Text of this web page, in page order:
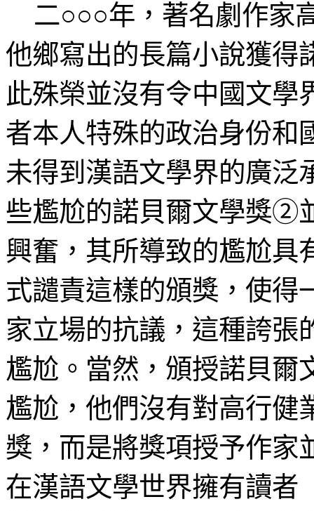
二○○○年，著名劇作家
他鄉寫出的長篇小說獲得
此殊榮並沒有令中國文學
者本人特殊的政治身份和
未得到漢語文學界的廣泛
些尷尬的諾貝爾文學獎②
興奮，其所導致的尷尬具
式譴責這樣的頒獎，使得
家立場的抗議，這種誇張
尷尬。當然，頒授諾貝爾
尷尬，他們沒有對高行健
獎，而是將獎項授予作家
在漢語文學世界擁有讀者